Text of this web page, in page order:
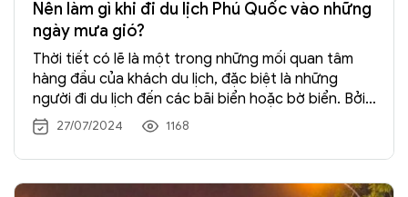
Nên làm gì khi đi du lịch Phú Quốc vào những
ngày mưa gió?
Thời tiết có lẽ là một trong những mối quan tâm
hàng đầu của khách du lịch, đặc biệt là những
người đi du lịch đến các bãi biển hoặc bờ biển. Bởi
lẽ điều này có thể làm ảnh hưởng rất nhiều đến
hành trình du lịch của bạn. Đến với
Quốc, bạn không thể mong đợi thời tiết sẽ đẹp và
lý tưởng mọi lúc. Lý do là bởi đảo Phú Quốc có hai
27/07/2024 1168